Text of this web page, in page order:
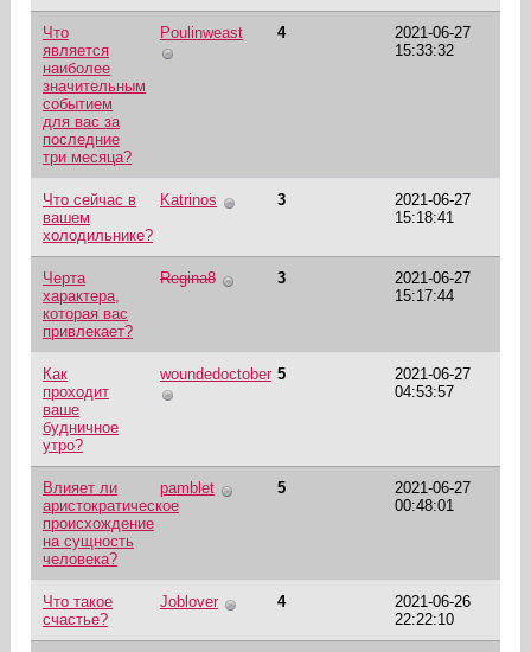
Что
является
наиболее
значительным
событием
для вас за
последние
три месяца?
Poulinweast 4
2021-06-27
15:33:32
Что сейчас в
вашем
холодильнике?
Katrinos 3
2021-06-27
15:18:41
Черта
характера,
которая вас
привлекает?
Regina8 3
2021-06-27
15:17:44
Как
проходит
ваше
будничное
утро?
woundedoctober 5
2021-06-27
04:53:57
Влияет ли
аристократическое
происхождение
на сущность
человека?
pamblet 5
2021-06-27
00:48:01
Что такое
счастье?
Joblover 4
2021-06-26
22:22:10